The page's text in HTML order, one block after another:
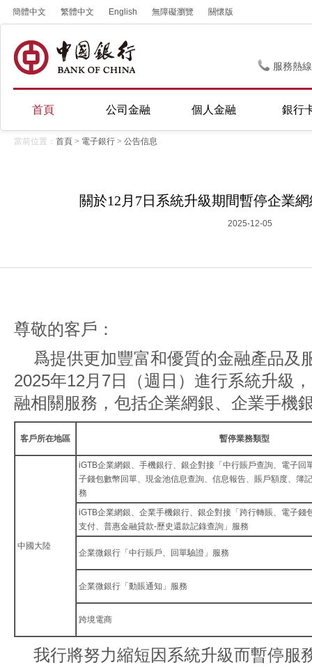
簡體中文 繁體中文 English 無障礙瀏覽 關懷版
服務熱
首頁 公司金融 個人金融 銀行
當前位置： 首頁 > 電子銀行 > 公告信息
關於12月7日系統升級期間暫停企業
2025-12-05
尊敬的客戶：
爲提供更加豐富和優質的金融產品及
2025年12月7日（週日）進行系統升級
融相關服務，包括企業網銀、企業手機
客戶所在地區 暫停業務類型
中國大陸
iGTB企業網銀、手機銀行、銀企對接「中行賬戶查詢、電子回
子錢包數幣回單、現金池信息查詢、信息報告、賬戶額度、簿
務
iGTB企業網銀、企業手機銀行、銀企對接「跨行轉賬、電子錢
支付、普惠金融貸款-歷史還款記錄查詢」服務
企業微銀行「中行賬戶、回單驗證」服務
企業微銀行「動賬通知」服務
跨境電商
我行將努力縮短因系統升級而暫停服